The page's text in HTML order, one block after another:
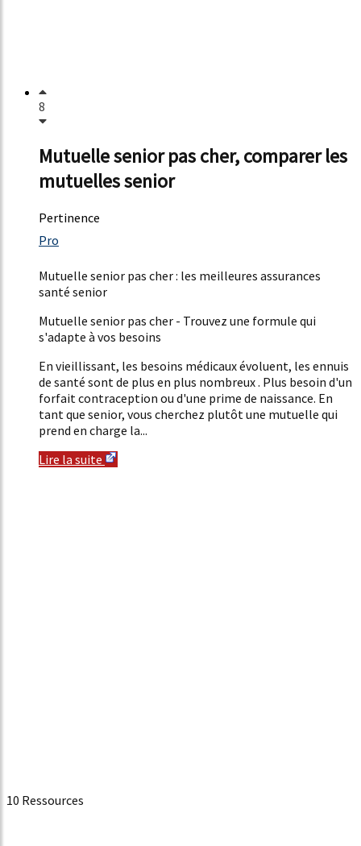
8
Mutuelle senior pas cher, comparer les
mutuelles senior
Pertinence
2431%
Pro
Mutuelle senior pas cher : les meilleures assurances
santé senior
Mutuelle senior pas cher - Trouvez une formule qui
s'adapte à vos besoins
En vieillissant, les besoins médicaux évoluent, les ennuis
de santé sont de plus en plus nombreux . Plus besoin d'un
forfait contraception ou d'une prime de naissance. En
tant que senior, vous cherchez plutôt une mutuelle qui
prend en charge la...
Lire la suite
10 Ressources